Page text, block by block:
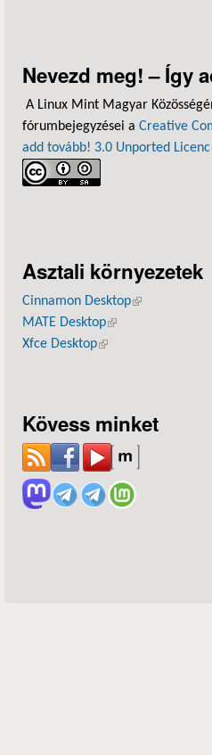
Nevezd meg! – Így
A Linux Mint Magyar
fórumbejegyzései a Creative
add tovább! 3.0 Unported Licenc
Asztali környezetek
Cinnamon Desktop(külső
MATE Desktop(külső hivatkozás)
Xfce Desktop(külső hivatkozás)
Kövess minket